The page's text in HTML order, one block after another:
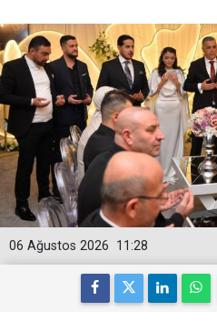
11:28
06 Ağustos 2026